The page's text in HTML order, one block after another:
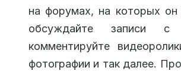
на форумах, на которых он
обсуждайте записи
комментируйте
фотографии и так далее.